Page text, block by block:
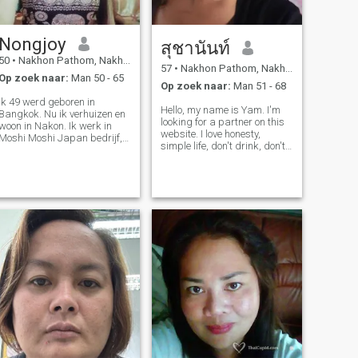
Nongjoy
50 • Nakhon Pathom, Nakhon Pathom, Thailand
Op zoek naar: Man 50 - 65
Ik 49 werd geboren in
Bangkok. Nu ik verhuizen en
in Nakon. Ik werk in
Moshi Moshi Japan bedrijf,
hou van mijn carrière
het maakt. Ik ben
lang geleden, ik ben al lang
geleden, sinds ik 29 jaar oud
was, getrouwd en heeft haar
eigen familie.
สุชานันท์
57 • Nakhon Pathom, Nakhon Pathom, Thailand
Op zoek naar: Man 51 - 68
Hello, my name is Yam. I'm
looking for a partner on this
website. I love honesty,
simple life, don't drink, don't